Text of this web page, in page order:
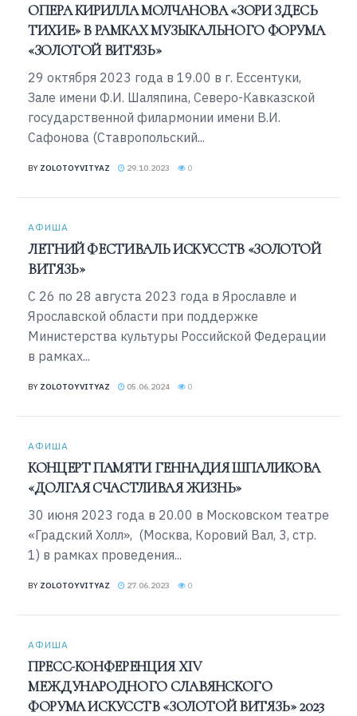
ОПЕРА КИРИЛЛА МОЛЧАНОВА «ЗОРИ ЗДЕСЬ
ТИХИЕ» В РАМКАХ МУЗЫКАЛЬНОГО ФОРУМА
«ЗОЛОТОЙ ВИТЯЗЬ»
29 октября 2023 года в 19.00 в г. Ессентуки,
Зале имени Ф.И. Шаляпина, Северо-Кавказской
государственной филармонии имени В.И.
Сафонова (Ставропольский...
BY ZOLOTOYVITYAZ 29.10.2023 0
АФИША
ЛЕТНИЙ ФЕСТИВАЛЬ ИСКУССТВ «ЗОЛОТОЙ
ВИТЯЗЬ»
С 26 по 28 августа 2023 года в Ярославле и
Ярославской области при поддержке
Министерства культуры Российской Федерации
в рамках...
BY ZOLOTOYVITYAZ 05.06.2024 0
АФИША
КОНЦЕРТ ПАМЯТИ ГЕННАДИЯ ШПАЛИКОВА
«ДОЛГАЯ СЧАСТЛИВАЯ ЖИЗНЬ»
30 июня 2023 года в 20.00 в Московском театре
«Градский Холл», (Москва, Коровий Вал, 3, стр.
1) в рамках проведения...
BY ZOLOTOYVITYAZ 27.06.2023 0
АФИША
ПРЕСС-КОНФЕРЕНЦИЯ XIV
МЕЖДУНАРОДНОГО СЛАВЯНСКОГО
ФОРУМА ИСКУССТВ «ЗОЛОТОЙ ВИТЯЗЬ» 2023